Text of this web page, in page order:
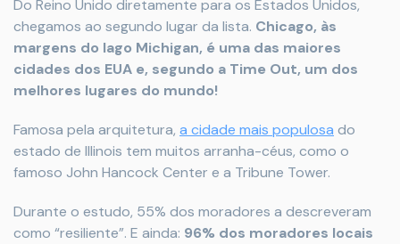
Do Reino Unido diretamente para os Estados Unidos,
chegamos ao segundo lugar da lista. Chicago, às
margens do lago Michigan, é uma das maiores
cidades dos EUA e, segundo a Time Out, um dos
melhores lugares do mundo!
Famosa pela arquitetura, a cidade mais populosa do
estado de Illinois tem muitos arranha-céus, como o
famoso John Hancock Center e a Tribune Tower.
Durante o estudo, 55% dos moradores a descreveram
como “resiliente”. E ainda: 96% dos moradores locais